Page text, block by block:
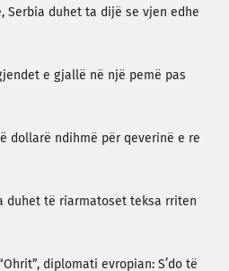
Serbia duhet ta dijë se vjen edhe
e gjallë në një pemë pas
dollarë ndihmë për qeverinë e re
duhet të riarmatoset teksa rriten
diplomati evropian: S’do të